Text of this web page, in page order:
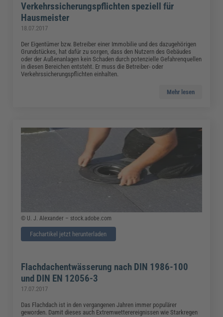
Verkehrssicherungspflichten speziell für
Hausmeister
18.07.2017
Der Eigentümer bzw. Betreiber einer Immobilie und des dazugehörigen
Grundstückes, hat dafür zu sorgen, dass den Nutzern des Gebäudes
oder der Außenanlagen kein Schaden durch potenzielle Gefahrenquellen
in diesen Bereichen entsteht. Er muss die Betreiber- oder
Verkehrssicherungspflichten einhalten.
Mehr lesen
© U. J. Alexander – stock.adobe.com
Fachartikel jetzt herunterladen
Flachdachentwässerung nach DIN 1986-100
und DIN EN 12056-3
17.07.2017
Das Flachdach ist in den vergangenen Jahren immer populärer
geworden. Damit dieses auch Extremwetterereignissen wie Starkregen